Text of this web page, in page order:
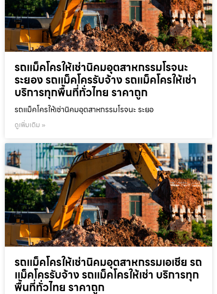
รถแม็คโครให้เช่านิคมอุตสาหกรรมโรจนะ
ระยอง รถแม็คโครรับจ้าง รถแม็คโครให้เช่า
บริการทุกพื้นที่ทั่วไทย ราคาถูก
รถแม็คโครให้เช่านิคมอุตสาหกรรมโรจนะ ระยอ
ดูเพิ่มเติม »
รถแม็คโครให้เช่านิคมอุตสาหกรรมเอเชีย รถ
แม็คโครรับจ้าง รถแม็คโครให้เช่า บริการทุก
พื้นที่ทั่วไทย ราคาถูก